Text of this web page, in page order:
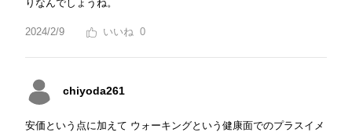
りなんでしょうね。
2024/2/9 0
chiyoda261
安価という点に加えて ウォーキングという健康面でのプラスイメ